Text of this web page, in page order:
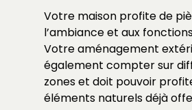
Votre maison profite de
l’ambiance et aux
Votre aménagement
également compter sur
zones et doit pouvoir
éléments naturels déjà